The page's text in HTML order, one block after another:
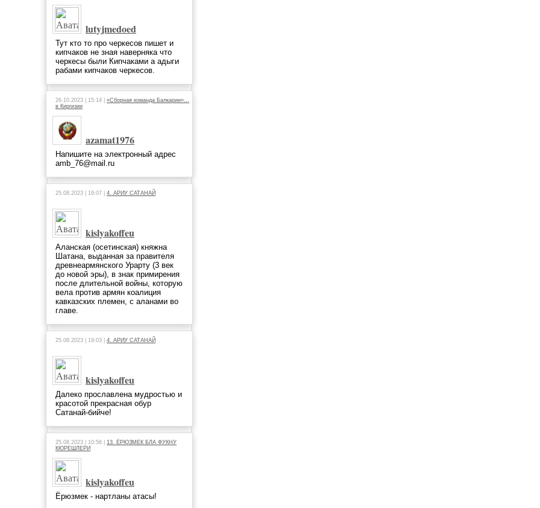
lutyjmedoed
Тут кто то про черкесов пишет и
кипчаков не зная наверняка что
черкесы были Кипчаками а адыги
рабами кипчаков черкесов.
26.10.2023 | 15:14 | «Сборная команда Балкарии»…
в Киргизии
azamat1976
Напишите на электронный адрес
amb_76@mail.ru
25.08.2023 | 19:07 | 4. АРИУ САТАНАЙ
kislyakoffeu
Аланская (осетинская) княжна
Шатана, выданная за правителя
древнеармянского Урарту (3 век
до новой эры), в знак примирения
после длительной войны, которую
вела против армян коалиция
кавказских племен, с аланами во
главе.
25.08.2023 | 19:03 | 4. АРИУ САТАНАЙ
kislyakoffeu
Далеко прославлена мудростью и
красотой прекрасная обур
Сатанай-бийче!
25.08.2023 | 10:56 | 13. ЁРЮЗМЕК БЛА ФУКНУ
КЮРЕШЛЕРИ
kislyakoffeu
Ёрюзмек - нартланы атасы!